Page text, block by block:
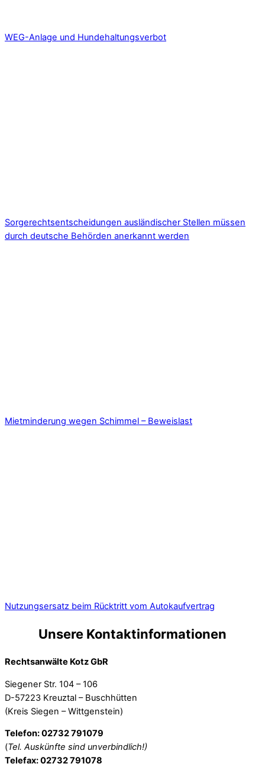
WEG-Anlage und Hundehaltungsverbot
Sorgerechtsentscheidungen ausländischer Stellen müssen
durch deutsche Behörden anerkannt werden
Mietminderung wegen Schimmel – Beweislast
Nutzungsersatz beim Rücktritt vom Autokaufvertrag
Unsere Kontaktinformationen
Rechtsanwälte Kotz GbR
Siegener Str. 104 – 106
D-57223 Kreuztal – Buschhütten
(Kreis Siegen – Wittgenstein)
Telefon: 02732 791079
(Tel. Auskünfte sind unverbindlich!)
Telefax: 02732 791078